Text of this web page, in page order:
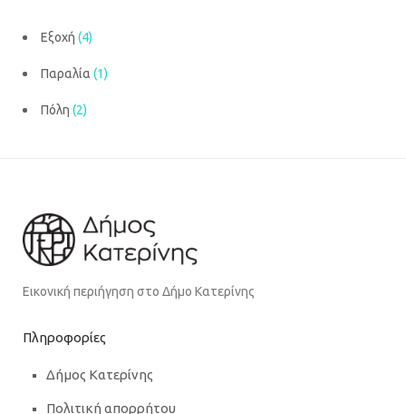
Εξοχή (4)
Παραλία (1)
Πόλη (2)
Εικονική περιήγηση στο Δήμο Κατερίνης
Πληροφορίες
Δήμος Κατερίνης
Πολιτική απορρήτου